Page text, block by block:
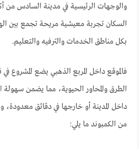
والوجهات الرئيسية في مدينة السادس من
السكان تجربة معيشية مريحة تجمع بين
بكل مناطق الخدمات والترفيه والتعليم.
فالموقع داخل المربع الذهبي يضع المشروع
الطرق والمحاور الحيوية، مما يضمن
داخل المدينة أو خارجها في دقائق معدودة،
من الكمبوند ما يلي: